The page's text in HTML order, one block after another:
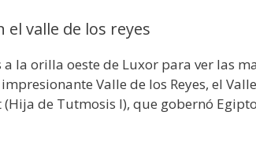
valle de los reyes
la orilla oeste de Luxor para ver las
Valle de los Reyes, el
(Hija de Tutmosis I), que gobernó